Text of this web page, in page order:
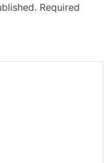
Required